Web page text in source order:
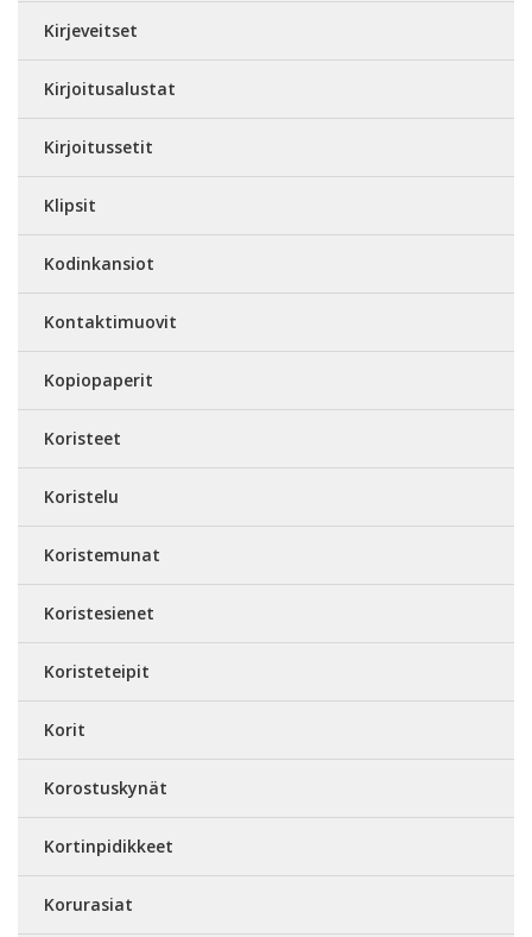
Kirjeveitset
Kirjoitusalustat
Kirjoitussetit
Klipsit
Kodinkansiot
Kontaktimuovit
Kopiopaperit
Koristeet
Koristelu
Koristemunat
Koristesienet
Koristeteipit
Korit
Korostuskynät
Kortinpidikkeet
Korurasiat